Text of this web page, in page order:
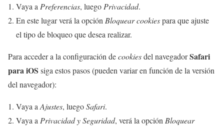
Vaya a Preferencias, luego Privacidad.
En este lugar verá la opción Bloquear cookiespara que ajuste
el tipo de bloqueo que desea realizar.
Para acceder a la configuración decookiesdel navegadorSafari
para iOS siga estos pasos (pueden variar en función de la versión
del navegador):
Vaya a Ajustes, luegoSafari.
Vaya a Privacidad y Seguridad, verá la opción Bloquear